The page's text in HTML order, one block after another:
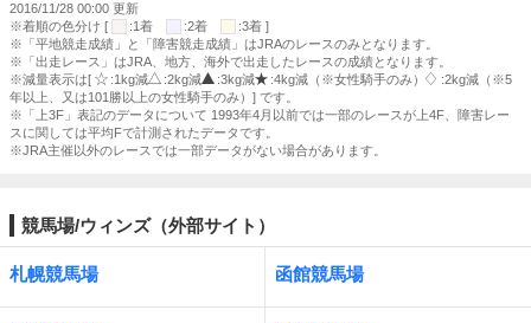
2016/11/28 00:00 更新
※着順の色分け [
:1着 :2着
:3着 ]
※「平地競走成績」と「障害競走成績」はJRAのレースのみとなります。
※「出走レース」はJRA、地方、海外で出走したレースの成績となります。
※減量表示は[
:1kg減 :2kg減 :3kg減 :4kg減（※女性騎手のみ）
:2kg減（※5
年以上、又は101勝以上の女性騎手のみ）] です。
※「上3F」表記のデータについて 1993年4月以前では一部のレースが上4F、障害レー
スに関しては平均Fで計測されたデータです。
※JRA主催以外のレースでは一部データがない場合があります。
競馬場/ウィンズ（外部サイト）
札幌競馬場 函館競馬場